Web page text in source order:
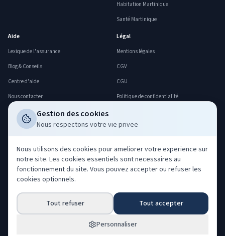
Habitation Martinique
Santé Martinique
Aide
Lexique de l'assurance
Blog & Conseils
Centre d'aide
Nous contacter
Déclarer un sinistre
Légal
Mentions légales
CGV
CGU
Politique de confidentialité
Gerer mes cookies
Acheter nos leads
Co-courtage ORIAS
Espace partenaire
Gestion des cookies
Nous respectons votre vie privee
Nous utilisons des cookies pour ameliorer votre experience sur
notre site. Les cookies essentiels sont necessaires au
fonctionnement du site. Vous pouvez accepter ou refuser les
cookies optionnels.
Tout refuser Tout accepter
Personnaliser